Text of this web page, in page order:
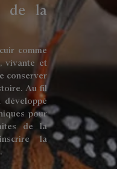
de la
comme
vivante et
conserver
Au fil
développé
pour
de la
la